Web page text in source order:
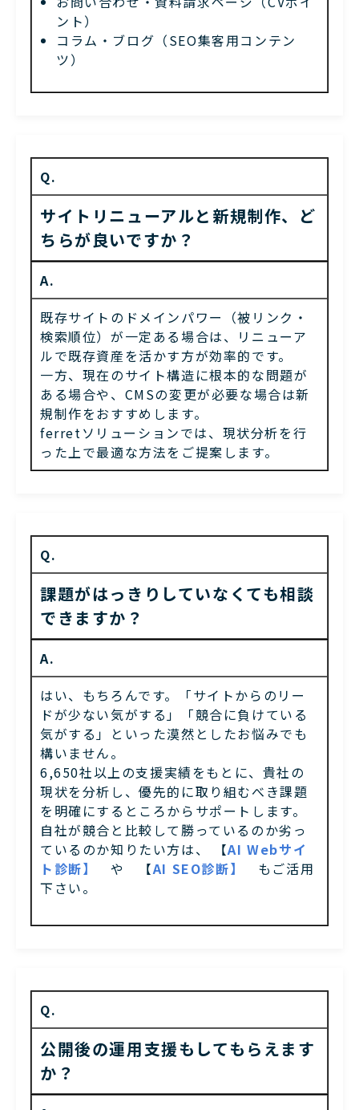
ント）
コラム・ブログ（SEO集客用コンテン
ツ）
Q.
サイトリニューアルと新規制作、ど
ちらが良いですか？
A.
既存サイトのドメインパワー（被リンク・
検索順位）が一定ある場合は、リニューア
ルで既存資産を活かす方が効率的です。
一方、現在のサイト構造に根本的な問題が
ある場合や、CMSの変更が必要な場合は新
規制作をおすすめします。
ferretソリューションでは、現状分析を行
った上で最適な方法をご提案します。
Q.
課題がはっきりしていなくても相談
できますか？
A.
はい、もちろんです。「サイトからのリー
ドが少ない気がする」「競合に負けている
気がする」といった漠然としたお悩みでも
構いません。
6,650社以上の支援実績をもとに、貴社の
現状を分析し、優先的に取り組むべき課題
を明確にするところからサポートします。
自社が競合と比較して勝っているのか劣っ
ているのか知りたい方は、 【AI Webサイ
ト診断】
や 【AI SEO診断】
もご活用
下さい。
Q.
公開後の運用支援もしてもらえます
か？